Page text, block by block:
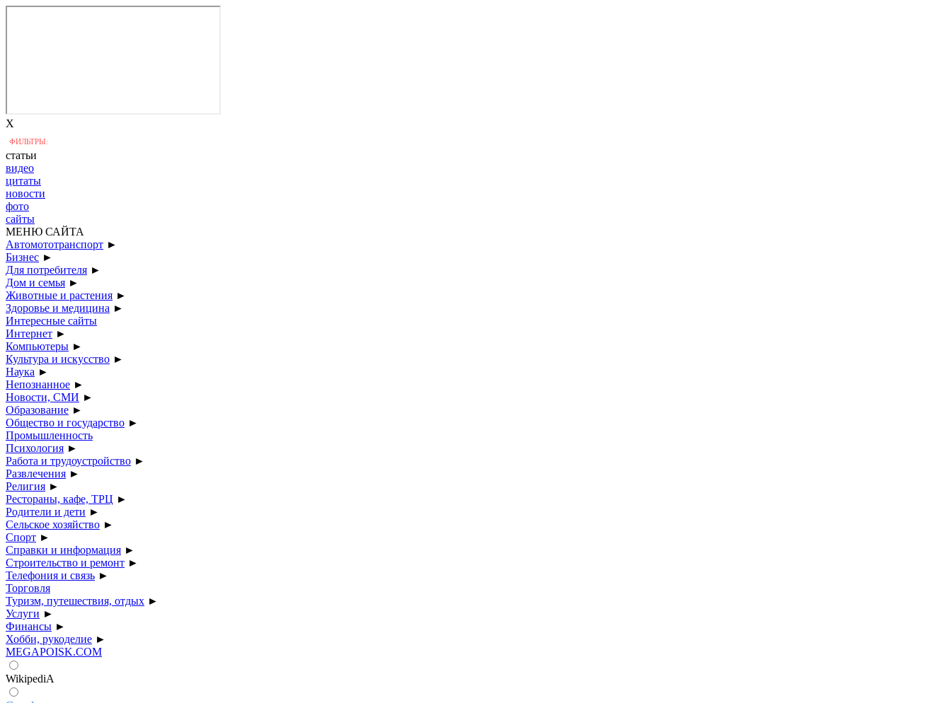
X
ФИЛЬТРЫ:
статьи
видео
цитаты
новости
фото
сайты
МЕНЮ САЙТА
Автомототранспорт ►
Бизнес ►
Для потребителя ►
Дом и семья ►
Животные и растения ►
Здоровье и медицина ►
Интересные сайты
Интернет ►
Компьютеры ►
Культура и искусство ►
Наука ►
Непознанное ►
Новости, СМИ ►
Образование ►
Общество и государство ►
Промышленность
Психология ►
Работа и трудоустройство ►
Развлечения ►
Религия ►
Рестораны, кафе, ТРЦ ►
Родители и дети ►
Сельское хозяйство ►
Спорт ►
Справки и информация ►
Строительство и ремонт ►
Телефония и связь ►
Торговля
Туризм, путешествия, отдых ►
Услуги ►
Финансы ►
Хобби, рукоделие ►
MEGAPOISK.COM
WikipediA